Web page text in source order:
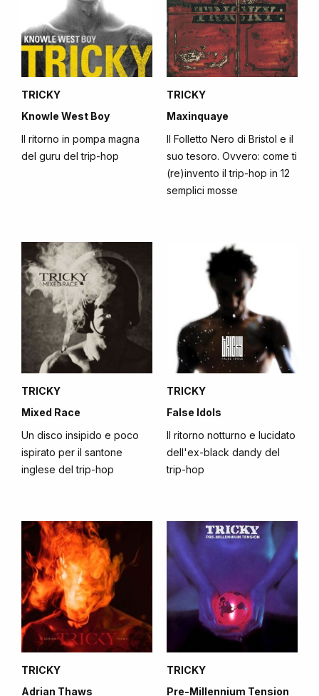
TRICKY
Knowle West Boy
Il ritorno in pompa magna
del guru del trip-hop
TRICKY
Maxinquaye
Il Folletto Nero di Bristol e il
suo tesoro. Ovvero: come ti
(re)invento il trip-hop in 12
semplici mosse
TRICKY
Mixed Race
Un disco insipido e poco
ispirato per il santone
inglese del trip-hop
TRICKY
False Idols
Il ritorno notturno e lucidato
dell'ex-black dandy del
trip-hop
TRICKY
Adrian Thaws
TRICKY
Pre-Millennium Tension